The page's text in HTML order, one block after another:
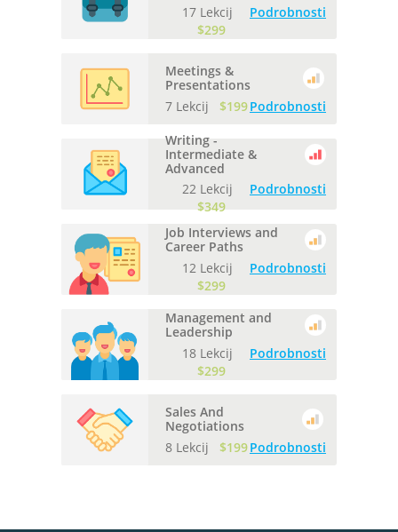
17 Lekcij
$299
Podrobnosti
Meetings &
Presentations
7 Lekcij
$199Podrobnosti
Writing -
Intermediate &
Advanced
22 Lekcij
$349
Podrobnosti
Job Interviews and
Career Paths
12 Lekcij
$299
Podrobnosti
Management and
Leadership
18 Lekcij
$299
Podrobnosti
Sales And
Negotiations
8 Lekcij
$199Podrobnosti